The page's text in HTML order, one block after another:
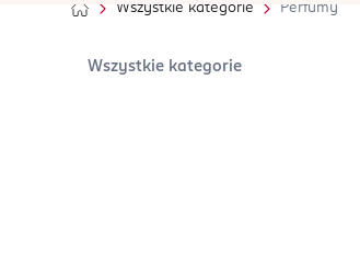
Wszystkie kategorie
Perfumy
Wszystkie kategorie